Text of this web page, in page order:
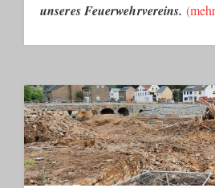
unseres Feuerwehrvereins.